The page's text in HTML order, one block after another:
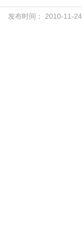
发布时间： 2010-11-